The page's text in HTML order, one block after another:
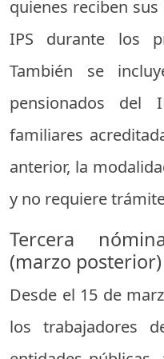
quienes reciben
IPS durante los
También se
pensionados del
familiares
anterior, la
y no requiere
Tercera
(marzo posterior)
Desde el 15 de
los trabajadores